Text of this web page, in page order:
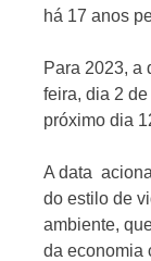
há 17 anos
Para 2023, a
feira, dia 2
próximo dia
A data
do estilo de
ambiente,
da economia